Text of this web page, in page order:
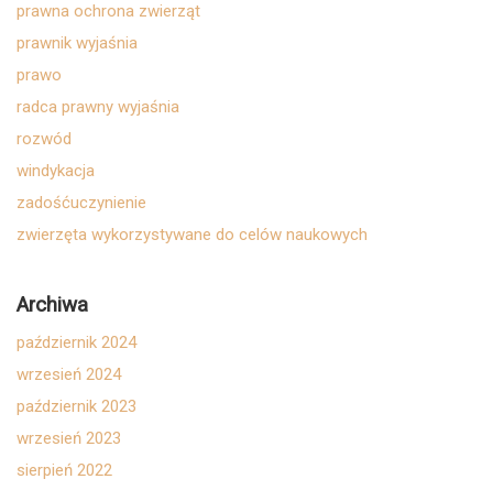
prawna ochrona zwierząt
prawnik wyjaśnia
prawo
radca prawny wyjaśnia
rozwód
windykacja
zadośćuczynienie
zwierzęta wykorzystywane do celów naukowych
Archiwa
październik 2024
wrzesień 2024
październik 2023
wrzesień 2023
sierpień 2022